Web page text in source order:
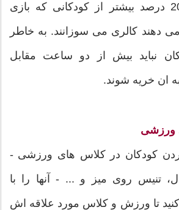
مقابل تلویزیون 200 درصد بیشتر از کودکانی که بازی
دهند کالری می سوزانند. به خاطر
نباید بیش از دو ساعت مقابل
به ان خریه شوند.
ورزشی
کودکان در کلاس های ورزشی -
تنیس روی میز و ... - آنها را با
تا ورزش و کلاس مورد علاقه اش